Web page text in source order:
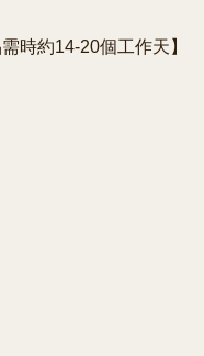
時約14-20個工作天】